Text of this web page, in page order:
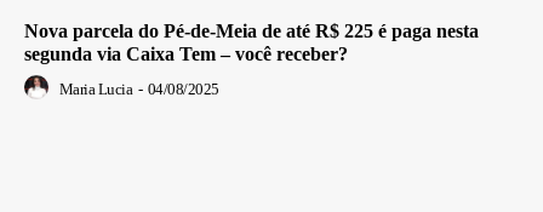
Nova parcela do Pé-de-Meia de até R$ 225 é paga nesta
segunda via Caixa Tem – você receber?
Maria Lucia - 04/08/2025